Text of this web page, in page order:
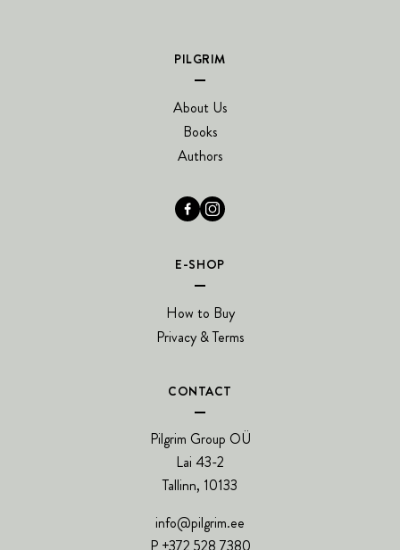
PILGRIM
About Us
Books
Authors
E-SHOP
How to Buy
Privacy & Terms
CONTACT
Pilgrim Group OÜ
Lai 43-2
Tallinn, 10133
info@pilgrim.ee
P +372 528 7380